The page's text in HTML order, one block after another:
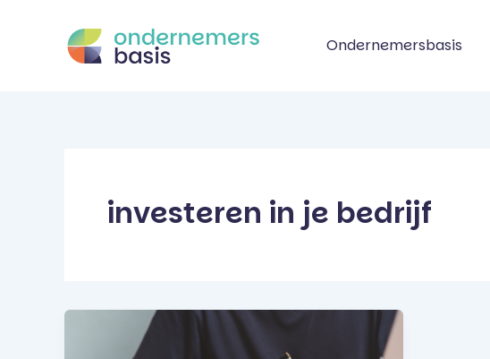
Ondernemersbasis
investeren in je bedrijf